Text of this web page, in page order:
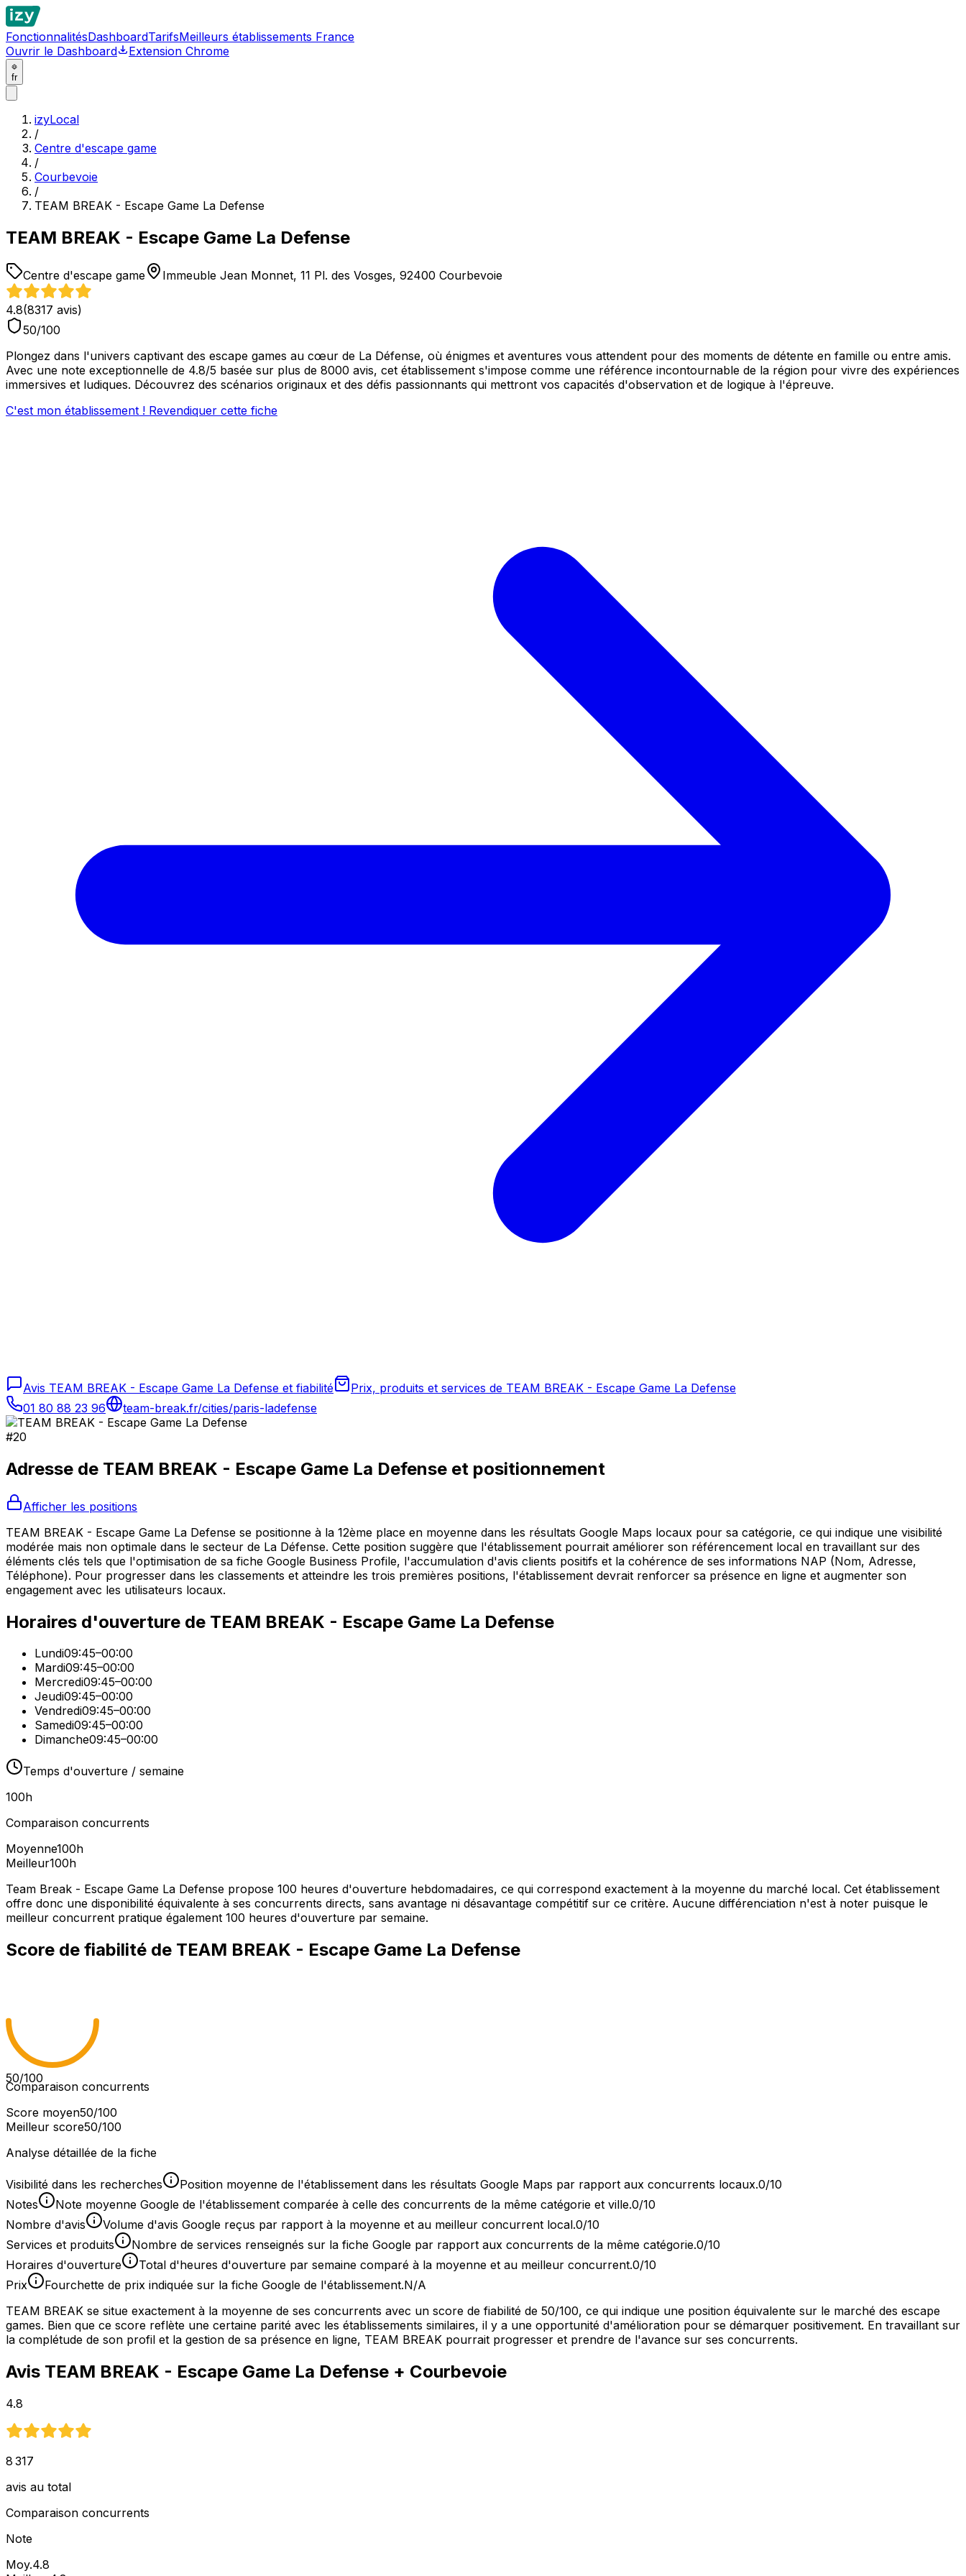
FonctionnalitésDashboardTarifsMeilleurs établissements France
Ouvrir le Dashboard
Extension Chrome
fr
izyLocal
/
Centre d'escape game
/
Courbevoie
/
TEAM BREAK - Escape Game La Defense
TEAM BREAK - Escape Game La Defense
Centre d'escape game Immeuble Jean Monnet, 11 Pl. des Vosges, 92400 Courbevoie
4.8(8317 avis)
50/100
Plongez dans l'univers captivant des escape games au cœur de La Défense, où énigmes et aventures vous attendent pour des moments de détente en famille ou entre amis.
Avec une note exceptionnelle de 4.8/5 basée sur plus de 8000 avis, cet établissement s'impose comme une référence incontournable de la région pour vivre des expériences
immersives et ludiques. Découvrez des scénarios originaux et des défis passionnants qui mettront vos capacités d'observation et de logique à l'épreuve.
C'est mon établissement ! Revendiquer cette fiche
Avis TEAM BREAK - Escape Game La Defense et fiabilité
Prix, produits et services de TEAM BREAK - Escape Game La Defense
01 80 88 23 96
team-break.fr/cities/paris-ladefense
#20
Adresse de TEAM BREAK - Escape Game La Defense et positionnement
Afficher les positions
TEAM BREAK - Escape Game La Defense se positionne à la 12ème place en moyenne dans les résultats Google Maps locaux pour sa catégorie, ce qui indique une visibilité
modérée mais non optimale dans le secteur de La Défense. Cette position suggère que l'établissement pourrait améliorer son référencement local en travaillant sur des
éléments clés tels que l'optimisation de sa fiche Google Business Profile, l'accumulation d'avis clients positifs et la cohérence de ses informations NAP (Nom, Adresse,
Téléphone). Pour progresser dans les classements et atteindre les trois premières positions, l'établissement devrait renforcer sa présence en ligne et augmenter son
engagement avec les utilisateurs locaux.
Horaires d'ouverture de TEAM BREAK - Escape Game La Defense
Lundi09:45–00:00
Mardi09:45–00:00
Mercredi09:45–00:00
Jeudi09:45–00:00
Vendredi09:45–00:00
Samedi09:45–00:00
Dimanche09:45–00:00
Temps d'ouverture / semaine
100h
Comparaison concurrents
Moyenne100h
Meilleur100h
Team Break - Escape Game La Defense propose 100 heures d'ouverture hebdomadaires, ce qui correspond exactement à la moyenne du marché local. Cet établissement
offre donc une disponibilité équivalente à ses concurrents directs, sans avantage ni désavantage compétitif sur ce critère. Aucune différenciation n'est à noter puisque le
meilleur concurrent pratique également 100 heures d'ouverture par semaine.
Score de fiabilité de TEAM BREAK - Escape Game La Defense
50/100
Comparaison concurrents
Score moyen50/100
Meilleur score50/100
Analyse détaillée de la fiche
Visibilité dans les recherches Position moyenne de l'établissement dans les résultats Google Maps par rapport aux concurrents locaux.0/10
Notes
Note moyenne Google de l'établissement comparée à celle des concurrents de la même catégorie et ville.0/10
Nombre d'avis
Volume d'avis Google reçus par rapport à la moyenne et au meilleur concurrent local.0/10
Services et produits
Nombre de services renseignés sur la fiche Google par rapport aux concurrents de la même catégorie.0/10
Horaires d'ouverture
Total d'heures d'ouverture par semaine comparé à la moyenne et au meilleur concurrent.0/10
Prix
Fourchette de prix indiquée sur la fiche Google de l'établissement.N/A
TEAM BREAK se situe exactement à la moyenne de ses concurrents avec un score de fiabilité de 50/100, ce qui indique une position équivalente sur le marché des escape
games. Bien que ce score reflète une certaine parité avec les établissements similaires, il y a une opportunité d'amélioration pour se démarquer positivement. En travaillant sur
la complétude de son profil et la gestion de sa présence en ligne, TEAM BREAK pourrait progresser et prendre de l'avance sur ses concurrents.
Avis TEAM BREAK - Escape Game La Defense + Courbevoie
4.8
8 317
avis au total
Comparaison concurrents
Note
Moy.4.8